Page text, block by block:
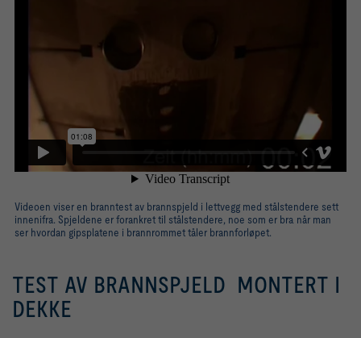
Videoen viser en branntest av brannspjeld i lettvegg med stålstendere sett
innenifra. Spjeldene er forankret til stålstendere, noe som er bra når man
ser hvordan gipsplatene i brannrommet tåler brannforløpet.
TEST AV BRANNSPJELD MONTERT I
DEKKE